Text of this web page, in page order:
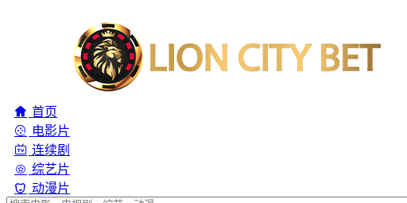
首页
电影片
连续剧
综艺片
动漫片